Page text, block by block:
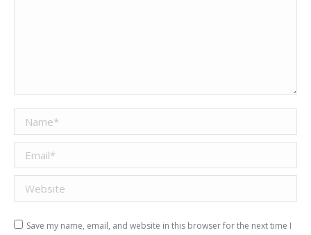
Name *
Email *
Website
Save my name, email, and website in this browser for the next time I